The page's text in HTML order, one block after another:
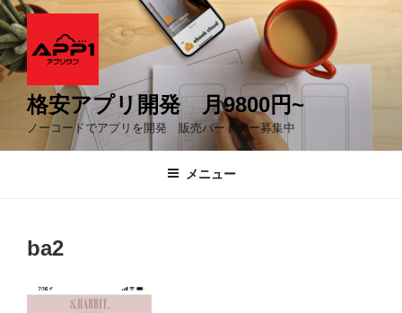
コ
ン
テ
ン
格安アプリ開発 月9800円~
ノーコードでアプリを開発 販売パートナー募集中
メニュー
ba2